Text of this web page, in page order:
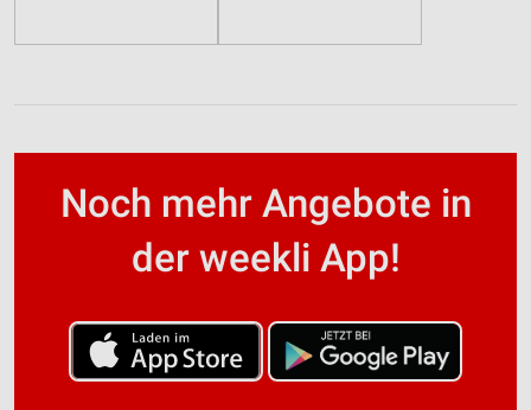
Noch mehr Angebote in
der weekli App!